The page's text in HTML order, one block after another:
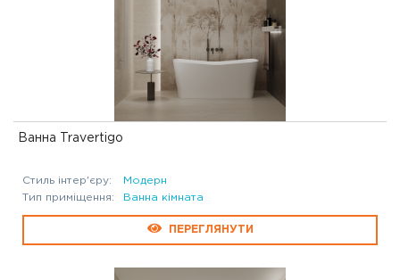
Ванна Travertigo
Стиль інтер'єру:
Модерн
Тип приміщення:
Ванна кімната
ПЕРЕГЛЯНУТИ